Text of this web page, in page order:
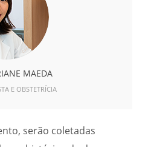
MAEDA
E OBSTETRÍCIA
serão coletadas